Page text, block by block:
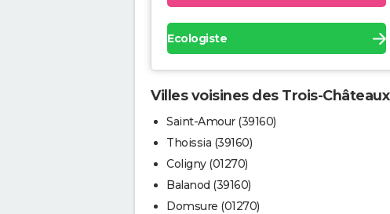
Ecologiste
Villes voisines des Trois-Châteaux
Saint-Amour (39160)
Thoissia (39160)
Coligny (01270)
Balanod (39160)
Domsure (01270)